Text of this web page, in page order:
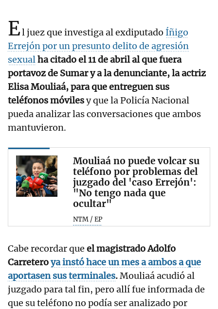
El juez que investiga al exdiputado Íñigo
Errejón por un presunto delito de agresión
sexualha citado el 11 de abril al que fuera
portavoz de Sumar y a la denunciante, la actriz
Elisa Mouliaá, para que entreguen sus
teléfonos móvilesy que la Policía Nacional
pueda analizar las conversaciones que ambos
mantuvieron.
Mouliaá no puede volcar su
teléfono por problemas del
juzgado del 'caso Errejón':
"No tengo nada que
ocultar"
NTM / EP
Cabe recordar que el magistrado Adolfo
Carreteroya instó hace un mes a ambos a que
aportasen sus terminales.Mouliaá acudió al
juzgado para tal fin, pero allí fue informada de
que su teléfono no podía ser analizado por